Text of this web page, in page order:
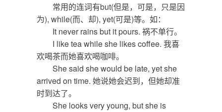
常用的连词有but(但是，可是，只是因
为), while(而、却), yet(可是)等。如：
It never rains but it pours. 祸不单行。
I like tea while she likes coffee. 我喜
欢喝茶而她喜欢喝咖啡。
She said she would be late, yet she
arrived on time. 她说她会迟到，但她却准
时到达了。
She looks very young, but she is